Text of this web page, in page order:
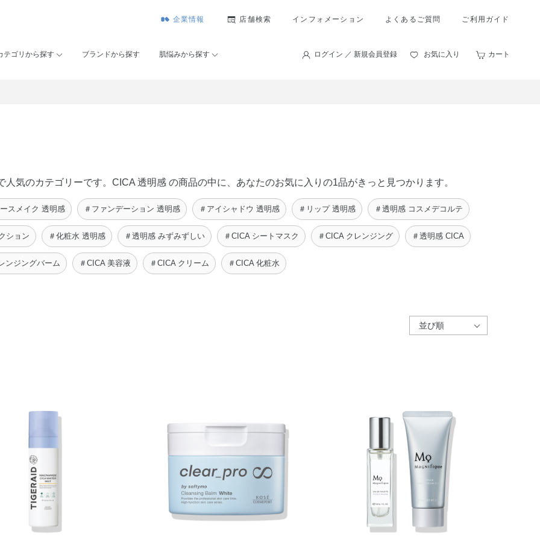
企業情報 店舗検索 インフォメーション よくあるご質問 ご利用ガイド
テゴリから探す ブランドから探す 肌悩みから探す ログイン ／ 新規会員登録 お気に入り カート
気のカテゴリーです。CICA 透明感 の商品の中に、あなたのお気に入りの1品がきっと見つかります。
スメイク 透明感 ＃ファンデーション 透明感 ＃アイシャドウ 透明感 ＃リップ 透明感 ＃透明感 コスメデコルテ
ション ＃化粧水 透明感 ＃透明感 みずみずしい ＃CICA シートマスク ＃CICA クレンジング ＃透明感 CICA
ンジングバーム ＃CICA 美容液 ＃CICA クリーム ＃CICA 化粧水